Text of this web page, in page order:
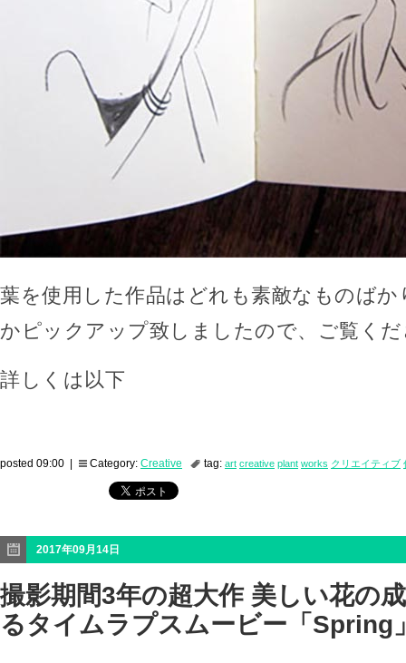
葉を使用した作品はどれも素敵なものば
かピックアップ致しましたので、ご覧く
詳しくは以下
posted 09:00 | Category: Creative tag: art creative plant works クリエイティブ
2017年09月14日
撮影期間3年の超大作 美しい花の
るタイムラプスムービー「Spring